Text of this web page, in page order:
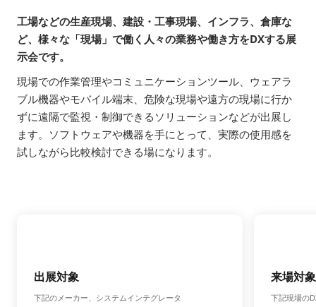
工場などの生産現場、建設・工事現場、インフラ、倉庫な
ど、様々な「現場」で働く人々の業務や働き方をDXする展
示会です。
現場での作業管理やコミュニケーションツール、ウェアラ
ブル機器やモバイル端末、危険な現場や遠方の現場に行か
ずに遠隔で監視・制御できるソリューションなどが出展し
ます。ソフトウェアや機器を手にとって、実際の使用感を
試しながら比較検討できる場になります。
出展対象
下記のメーカー、システムインテグレータ
来場対象
下記現場の